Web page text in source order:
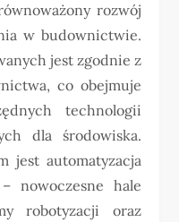
rozwój
w budownictwie.
jest zgodnie z
co obejmuje
technologii
dla środowiska.
jest automatyzacja
nowoczesne hale
robotyzacji oraz